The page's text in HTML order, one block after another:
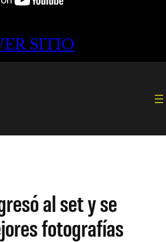
SITIO
al set y se
fotografías